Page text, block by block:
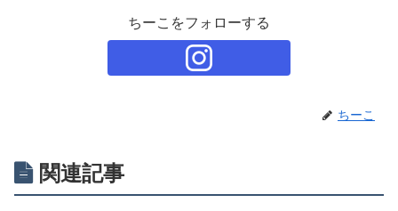
ちーこをフォローする
ちーこ
関連記事